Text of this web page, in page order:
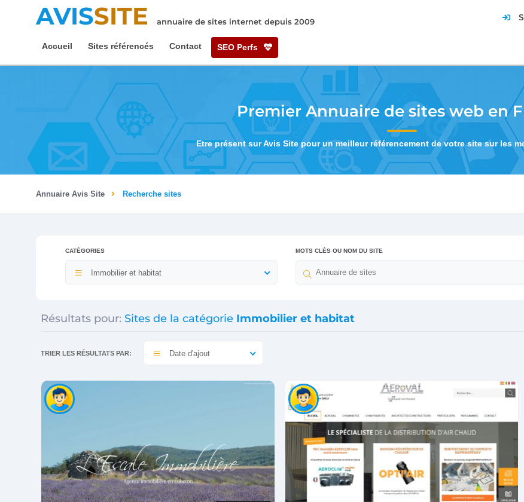
AVISSITE annuaire de sites internet depuis 2009
Accueil Sites référencés Contact SEO Perfs
Premier Annuaire de sites web en
Etre présent sur Avis Site pour un meilleur référencement de votre site sur les
Annuaire Avis Site Recherche sites
CATÉGORIES
Immobilier et habitat
MOTS CLÉS OU NOM DU SITE
Résultats pour: Sites de la catégorie Immobilier et habitat
TRIER LES RÉSULTATS PAR: Date d'ajout